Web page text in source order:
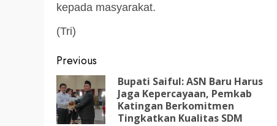
kepada masyarakat.
(Tri)
Post
navigation
Previous
Bupati Saiful: ASN Baru Harus
Jaga Kepercayaan, Pemkab
Katingan Berkomitmen
Tingkatkan Kualitas SDM
DPRD KATINGAN
Halaman DPRD Rayakan
Parlemen dengan Jalan
SENO 18 OKTOBER 2025